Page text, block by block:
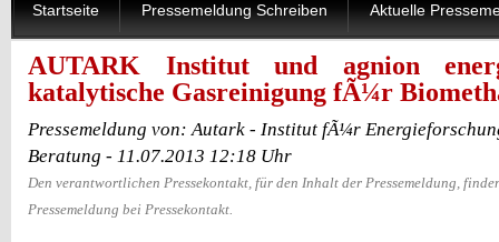
Startseite Pressemeldung Schreiben Aktuelle
AUTARK Institut und agnion
katalytische Gasreinigung fÃ¼r
Pressemeldung von: Autark - Institut fÃ¼r
Beratung - 11.07.2013 12:18 Uhr
Den verantwortlichen Pressekontakt, für den Inhalt der Pressemeldung,
Pressemeldung bei Pressekontakt.